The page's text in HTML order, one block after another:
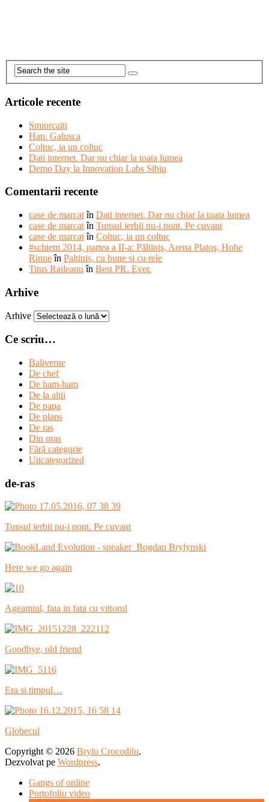
Articole recente
Smiorcaiti
Hap. Galusca
Coltuc, ia un coltuc
Dati internet. Dar nu chiar la toata lumea
Demo Day la Innovation Labs Sibiu
Comentarii recente
case de marcatîn Dati internet. Dar nu chiar la toata lumea
case de marcatîn Tunsul ierbii nu-i pont. Pe cuvant
case de marcatîn Coltuc, ia un coltuc
#schiem 2014, partea a II-a: Păltiniş, Arena Platoş, Hohe
Rinneîn Paltinis, cu bune si cu rele
Titus Raileanu în Best PR. Ever.
Arhive
Arhive
Ce scriu…
Baliverne
De chef
De ham-ham
De la altii
De papa
De plans
De ras
Din oras
Fără categorie
Uncategorized
de-ras
Tunsul ierbii nu-i pont. Pe cuvant
Here we go again
Ageamiul, fata in fata cu viitorul
Goodbye, old friend
Era si timpul…
Globecul
Copyright © 2026 Brylu Crocodilu.
Dezvolvat pe Wordpress.
Gangs of online
Portofoliu video